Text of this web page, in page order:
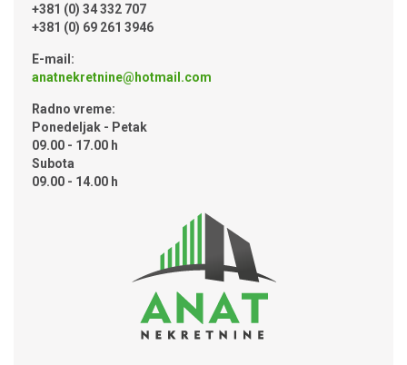
+381 (0) 34 332 707
+381 (0) 69 261 3946
E-mail:
anatnekretnine@hotmail.com
Radno vreme:
Ponedeljak - Petak
09.00 - 17.00 h
Subota
09.00 - 14.00 h